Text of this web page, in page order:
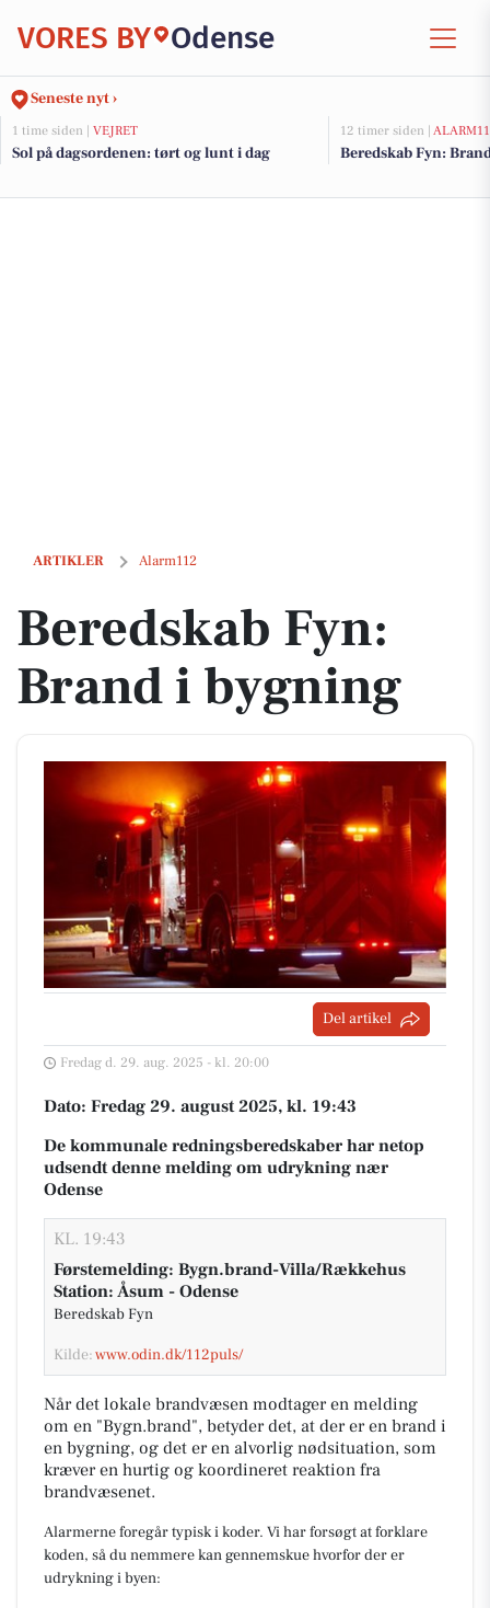
VORES BY Odense
Seneste nyt ›
1 time siden | VEJRET
Sol på dagsordenen: tørt og lunt i dag
12 timer siden |
Beredskab Fyn:
ARTIKLER Alarm112
Beredskab Fyn: Brand i bygning
Beredskab Fyn:
Brand i bygning
Del artikel
Fredag d. 29. aug. 2025 - kl. 20:00
Dato: Fredag 29. august 2025, kl. 19:43
De kommunale redningsberedskaber har netop
udsendt denne melding om udrykning nær
Odense
KL. 19:43
Førstemelding: Bygn.brand-Villa/Rækkehus
Station: Åsum - Odense
Beredskab Fyn
Kilde:www.odin.dk/112puls/
Når det lokale brandvæsen modtager en melding
om en "Bygn.brand", betyder det, at der er en brand i
en bygning, og det er en alvorlig nødsituation, som
kræver en hurtig og koordineret reaktion fra
brandvæsenet.
Alarmerne foregår typisk i koder. Vi har forsøgt at forklare
koden, så du nemmere kan gennemskue hvorfor der er
udrykning i byen: